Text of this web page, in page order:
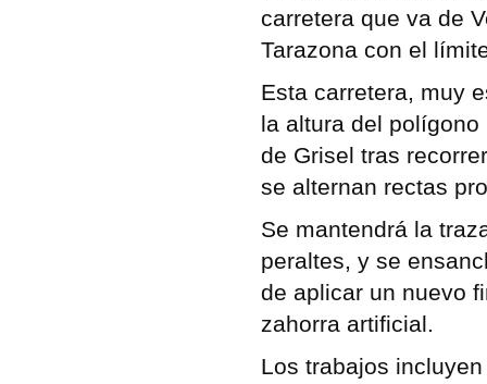
carretera que va de
Tarazona con el
Esta carretera, muy
la altura del
de Grisel tras
se alternan rectas
Se mantendrá la
peraltes, y se
de aplicar un nuevo
zahorra artificial.
Los trabajos